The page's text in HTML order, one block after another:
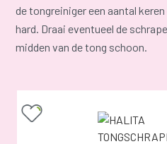
de tongreiniger een aantal
hard. Draai eventueel de
midden van de tong schoon.